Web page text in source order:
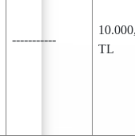
-----------
TL